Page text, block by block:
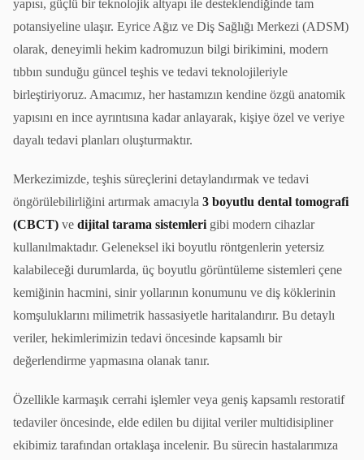
yapısı, güçlü bir teknolojik altyapı ile desteklendiğinde tam
potansiyeline ulaşır. Eyrice Ağız ve Diş Sağlığı Merkezi (ADSM)
olarak, deneyimli hekim kadromuzun bilgi birikimini, modern
tıbbın sunduğu güncel teşhis ve tedavi teknolojileriyle
birleştiriyoruz. Amacımız, her hastamızın kendine özgü anatomik
yapısını en ince ayrıntısına kadar anlayarak, kişiye özel ve veriye
dayalı tedavi planları oluşturmaktır.
Merkezimizde, teşhis süreçlerini detaylandırmak ve tedavi
öngörülebilirliğini artırmak amacıyla 3 boyutlu dental tomografi
(CBCT) ve dijital tarama sistemleri gibi modern cihazlar
kullanılmaktadır. Geleneksel iki boyutlu röntgenlerin yetersiz
kalabileceği durumlarda, üç boyutlu görüntüleme sistemleri çene
kemiğinin hacmini, sinir yollarının konumunu ve diş köklerinin
komşuluklarını milimetrik hassasiyetle haritalandırır. Bu detaylı
veriler, hekimlerimizin tedavi öncesinde kapsamlı bir
değerlendirme yapmasına olanak tanır.
Özellikle karmaşık cerrahi işlemler veya geniş kapsamlı restoratif
tedaviler öncesinde, elde edilen bu dijital veriler multidisipliner
ekibimiz tarafından ortaklaşa incelenir. Bu sürecin hastalarımıza